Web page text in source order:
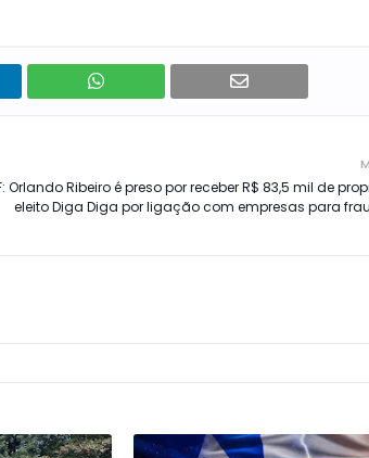
Orlando Ribeiro é preso por receber R$ 83,5 mil de
eleito Diga Diga por ligação com empresas para